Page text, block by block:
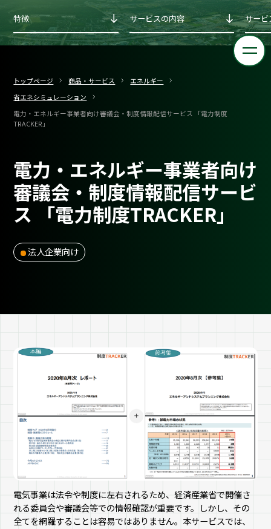
トップページ 商品・サービス
エネルギー
省エネシミュレーション
電力・エネルギー事業者向け審議会・制度情報配信サービス 「電力制度
TRACKER」
電力・エネルギー事業者向け
審議会・制度情報配信サービ
ス 「電力制度TRACKER」
法人企業向け
特徴 サービスの内容 サービ
電気事業は法令や制度に左右されるため、経済産業省で開催さ
れる委員会や審議会等での情報確認が重要です。しかし、その
全てを網羅することは容易ではありません。本サービスでは、